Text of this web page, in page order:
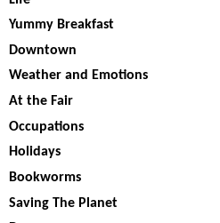
Yummy Breakfast
Downtown
Weather and Emotions
At the Fair
Occupations
Holidays
Bookworms
Saving The Planet